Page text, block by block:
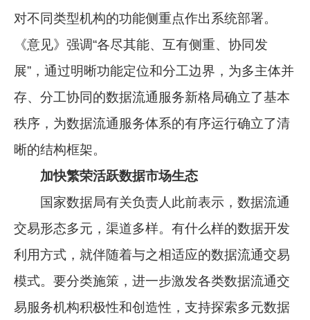
对不同类型机构的功能侧重点作出系统部署。
《意见》强调“各尽其能、互有侧重、协同发
展”，通过明晰功能定位和分工边界，为多主体并
存、分工协同的数据流通服务新格局确立了基本
秩序，为数据流通服务体系的有序运行确立了清
晰的结构框架。
加快繁荣活跃数据市场生态
国家数据局有关负责人此前表示，数据流通
交易形态多元，渠道多样。有什么样的数据开发
利用方式，就伴随着与之相适应的数据流通交易
模式。要分类施策，进一步激发各类数据流通交
易服务机构积极性和创造性，支持探索多元数据